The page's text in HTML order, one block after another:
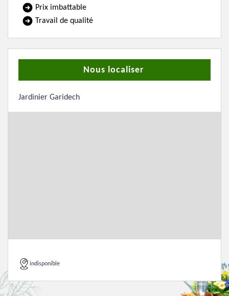
Prix imbattable
Travail de qualité
Nous localiser
Jardinier Garidech
indisponible